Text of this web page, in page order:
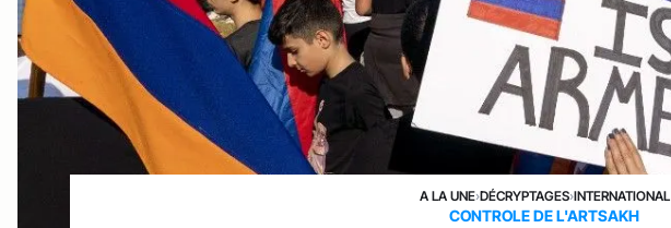
A LA UNE›DÉCRYPTAGES›INTERNATIONAL
CONTROLE DE L'ARTSAKH